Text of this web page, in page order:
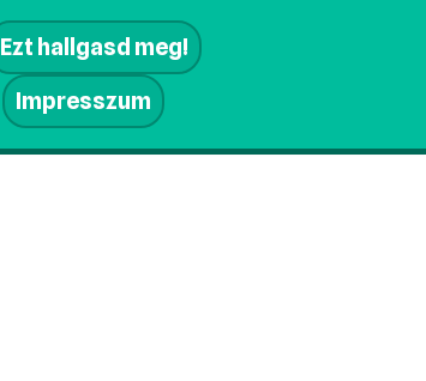
Ezt hallgasd meg!
Impresszum